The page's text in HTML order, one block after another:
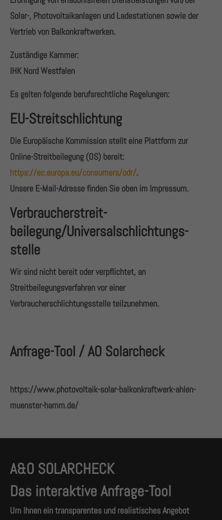
+44 1234 567 890
Drop us a line
About us
Lorem ipsum dolor sit amet, consectetuer adipiscing
Cum sociis natoque penatibus et magnis dis
parturient montes, nascetur ridiculus mus. Donec
quam felis, ultricies nec.
Solar-, Photovoltaikanlagen und Ladestationen sowie der
Vertrieb von Balkonkraftwerken.
Zuständige Kammer:
IHK Nord Westfalen
Es gelten folgende berufsrechtliche Regelungen:
EU-Streitschlichtung
Die Europäische Kommission stellt eine Plattform zur
Online-Streitbeilegung (OS) bereit:
https://ec.europa.eu/consumers/odr/.
Unsere E-Mail-Adresse finden Sie oben im Impressum.
Verbraucher­streit­
beilegung/Universal­schlichtungs­
stelle
Wir sind nicht bereit oder verpflichtet, an
Streitbeilegungsverfahren vor einer
Verbraucherschlichtungsstelle teilzunehmen.
Anfrage-Tool / AO Solarcheck
https://www.photovoltaik-solar-balkonkraftwerk-ahlen-
muenster-hamm.de/
A&O SOLARCHECK
Das interaktive Anfrage-Tool
Um Ihnen ein transparentes und realistisches Angebot